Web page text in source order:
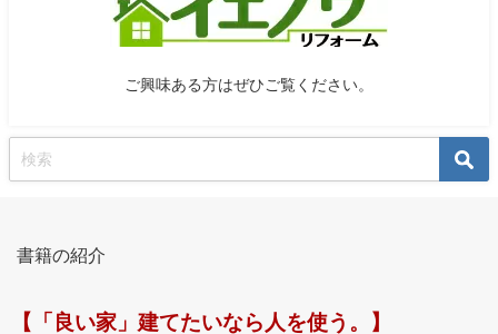
ご興味ある方はぜひご覧ください。
書籍の紹介
【「良い家」建てたいなら人を使う。】